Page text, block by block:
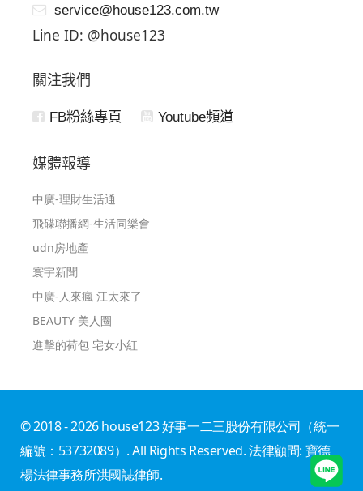
service@house123.com.tw
Line ID: @house123
關注我們
FB粉絲專頁 Youtube頻道
媒體報導
中廣-理財生活通
飛碟聯播網-生活同樂會
udn房地產
寰宇新聞
中廣-人來瘋 江太來了
BEAUTY 美人圈
進擊的荷包 宅女小紅
© 2018 - 2026 house123 好事一二三股份有限公司（統一
編號：53732089）. All Rights Reserved. 法律顧問: 寶德
楊法律事務所洪國誌律師.